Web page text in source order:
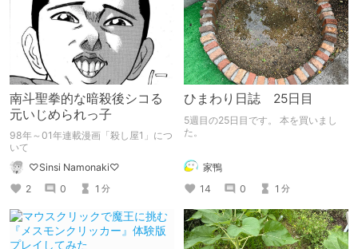
南斗聖拳的な暗殺後シコる
元いじめられっ子
98年～01年連載漫画「殺し屋1」につ
いて
♡Sinsi Namonaki♡
2
0 1 分
ひまわり日誌 25日目
5週目の25日目です。 本を買いまし
た。
家鴨
14
0 1 分